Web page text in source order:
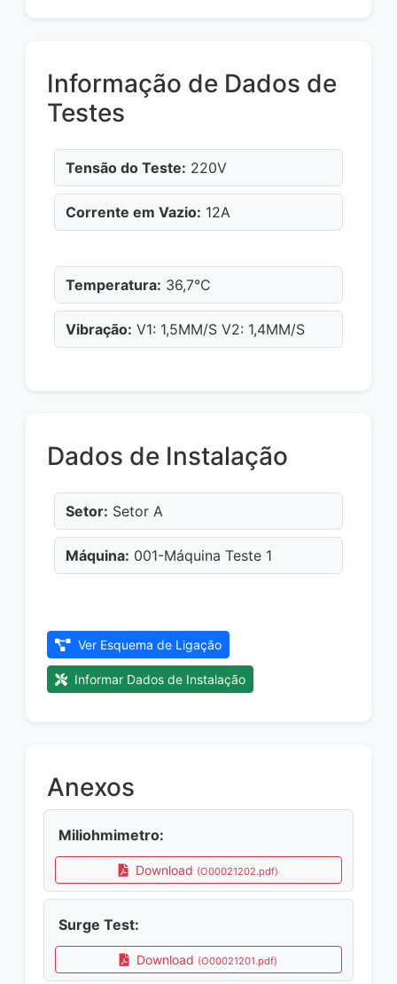
Informação de Dados de
Testes
Tensão do Teste: 220V
Corrente em Vazio: 12A
Temperatura: 36,7°C
Vibração: V1: 1,5MM/S V2: 1,4MM/S
Dados de Instalação
Setor: Setor A
Máquina: 001-Máquina Teste 1
Ver Esquema de Ligação
Informar Dados de Instalação
Anexos
Miliohmimetro:
Download (O00021202.pdf)
Surge Test:
Download (O00021201.pdf)